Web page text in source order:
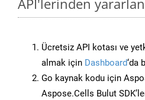
API'lerinden
Ücretsiz API kotası ve
almak için Dashboard‘da
Go kaynak kodu için
Aspose.Cells Bulut